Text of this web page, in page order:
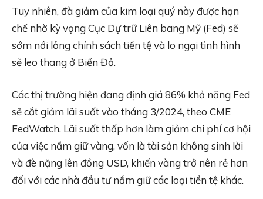
Tuy nhiên, đà giảm của kim loại quý này được hạn
chế nhờ kỳ vọng Cục Dự trữ Liên bang Mỹ (Fed) sẽ
sớm nới lỏng chính sách tiền tệ và lo ngại tình hình
sẽ leo thang ở Biển Đỏ.
Các thị trường hiện đang định giá 86% khả năng Fed
sẽ cắt giảm lãi suất vào tháng 3/2024, theo CME
FedWatch. Lãi suất thấp hơn làm giảm chi phí cơ hội
của việc nắm giữ vàng, vốn là tài sản không sinh lời
và đè nặng lên đồng USD, khiến vàng trở nên rẻ hơn
đối với các nhà đầu tư nắm giữ các loại tiền tệ khác.